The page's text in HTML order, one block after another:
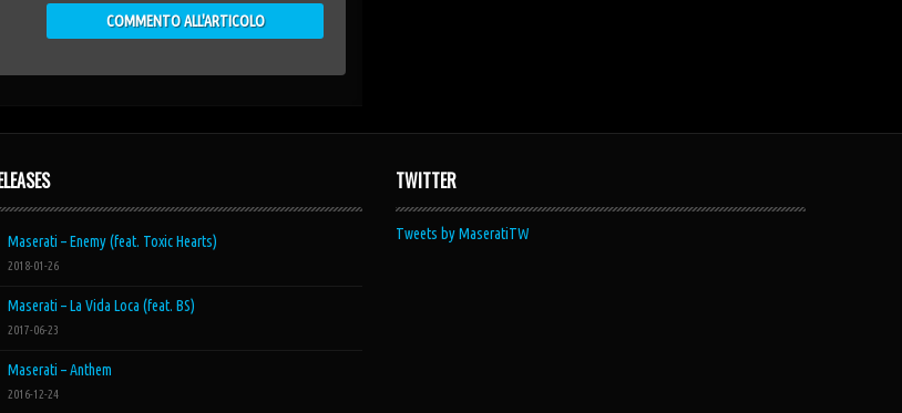
Maserati – Enemy (feat. Toxic Hearts)
2018-01-26
Maserati – La Vida Loca (feat. BS)
2017-06-23
Maserati – Anthem
2016-12-24
TWITTER
Tweets by MaseratiTW